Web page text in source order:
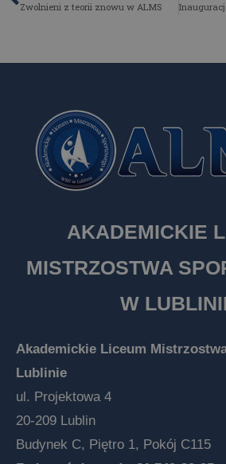
Zwolnieni z teorii znowu w ALMS
AKADEMICKIE
MISTRZOSTWA
W
Akademickie Liceum
Lublinie
ul. Projektowa 4
20-209 Lublin
Budynek C, Piętro 1, Pokój C115